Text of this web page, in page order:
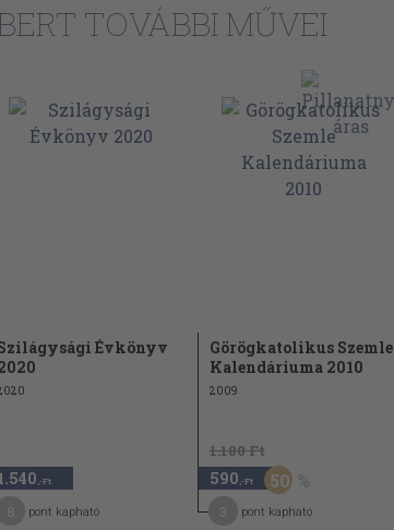
TOVÁBBI MŰVEI
Évkönyv
,-Ft
pont kapható
Görögkatolikus Szemle
Kalendáriuma 2010
2009
1.180 Ft
590 ,-Ft 50
pont kapható